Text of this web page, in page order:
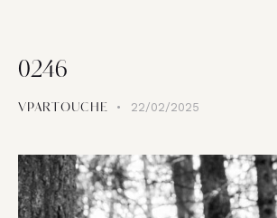
0246
VPARTOUCHE 22/02/2025